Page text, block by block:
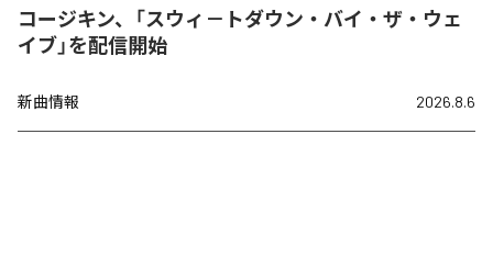
コージキン、「スウィ－トダウン・バイ・ザ・ウェ
イブ」を配信開始
新曲情報 2026.8.6